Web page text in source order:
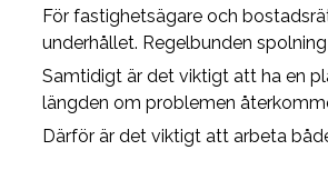
För fastighetsägare och
underhållet. Regelbunden
Samtidigt är det viktigt att ha en
längden om problemen
Därför är det viktigt att arbeta